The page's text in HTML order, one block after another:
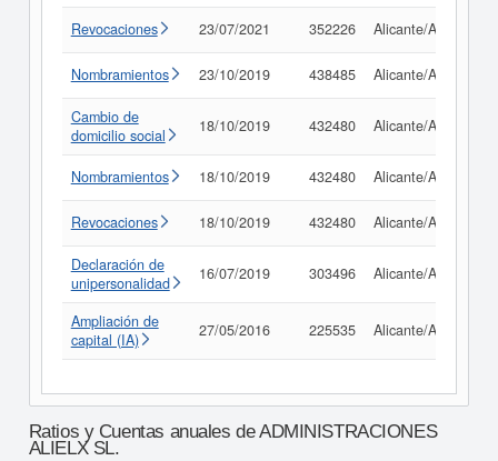
Revocaciones 23/07/2021 352226 Alicante/Alacant
Nombramientos 23/10/2019 438485 Alicante/Alacant
Cambio de
domicilio social
18/10/2019 432480 Alicante/Alacant
Nombramientos 18/10/2019 432480 Alicante/Alacant
Revocaciones 18/10/2019 432480 Alicante/Alacant
Declaración de
unipersonalidad
16/07/2019 303496 Alicante/Alacant
Ampliación de
capital (IA)
27/05/2016 225535 Alicante/Alacant
Ratios y Cuentas anuales de ADMINISTRACIONES
ALIELX SL.